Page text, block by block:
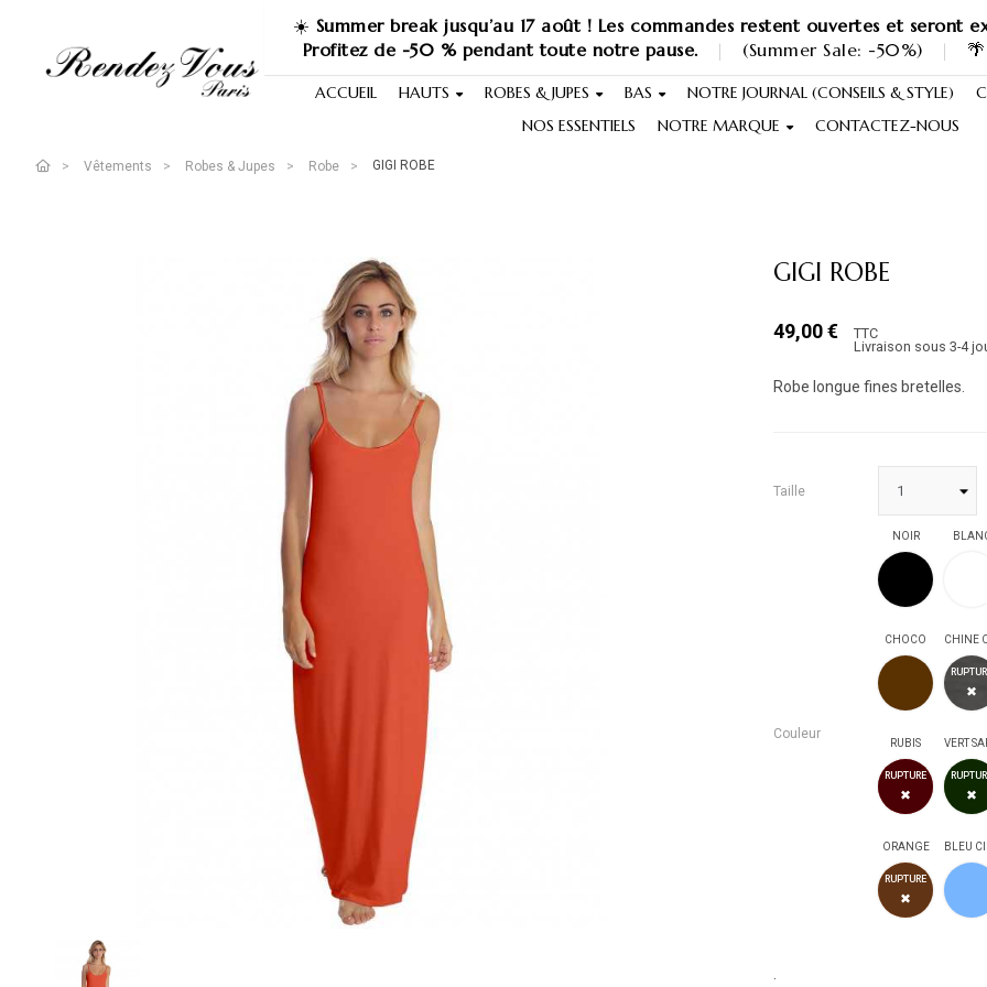
☀️ Summer break jusqu’au 17 août ! Les commandes restent ouvertes et seront
Profitez de -50 % pendant toute notre pause.
| (Summer Sale: -50%) |
ACCUEIL HAUTS ROBES & JUPES BAS NOTRE JOURNAL (CONSEILS & STYLE)
NOS ESSENTIELS
NOTRE MARQUE CONTACTEZ-NOUS
Vêtements Robes & Jupes Robe GIGI ROBE
GIGI ROBE
49,00 €
TTC
Livraison sous 3-4
Robe longue fines bretelles.
Taille
Couleur
NOIR
CHOCO
CHOCO
✖
RUBIS
RUPTURE
✖
RUBIS
✖
ORANGE
RUPTURE
✖
BLEU